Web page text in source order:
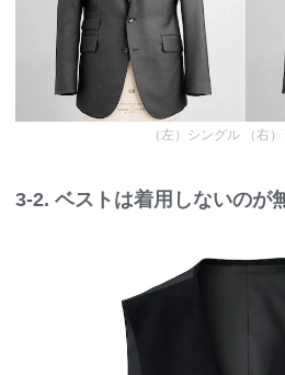
（左）シングル （右
3-2. ベストは着用しないのが